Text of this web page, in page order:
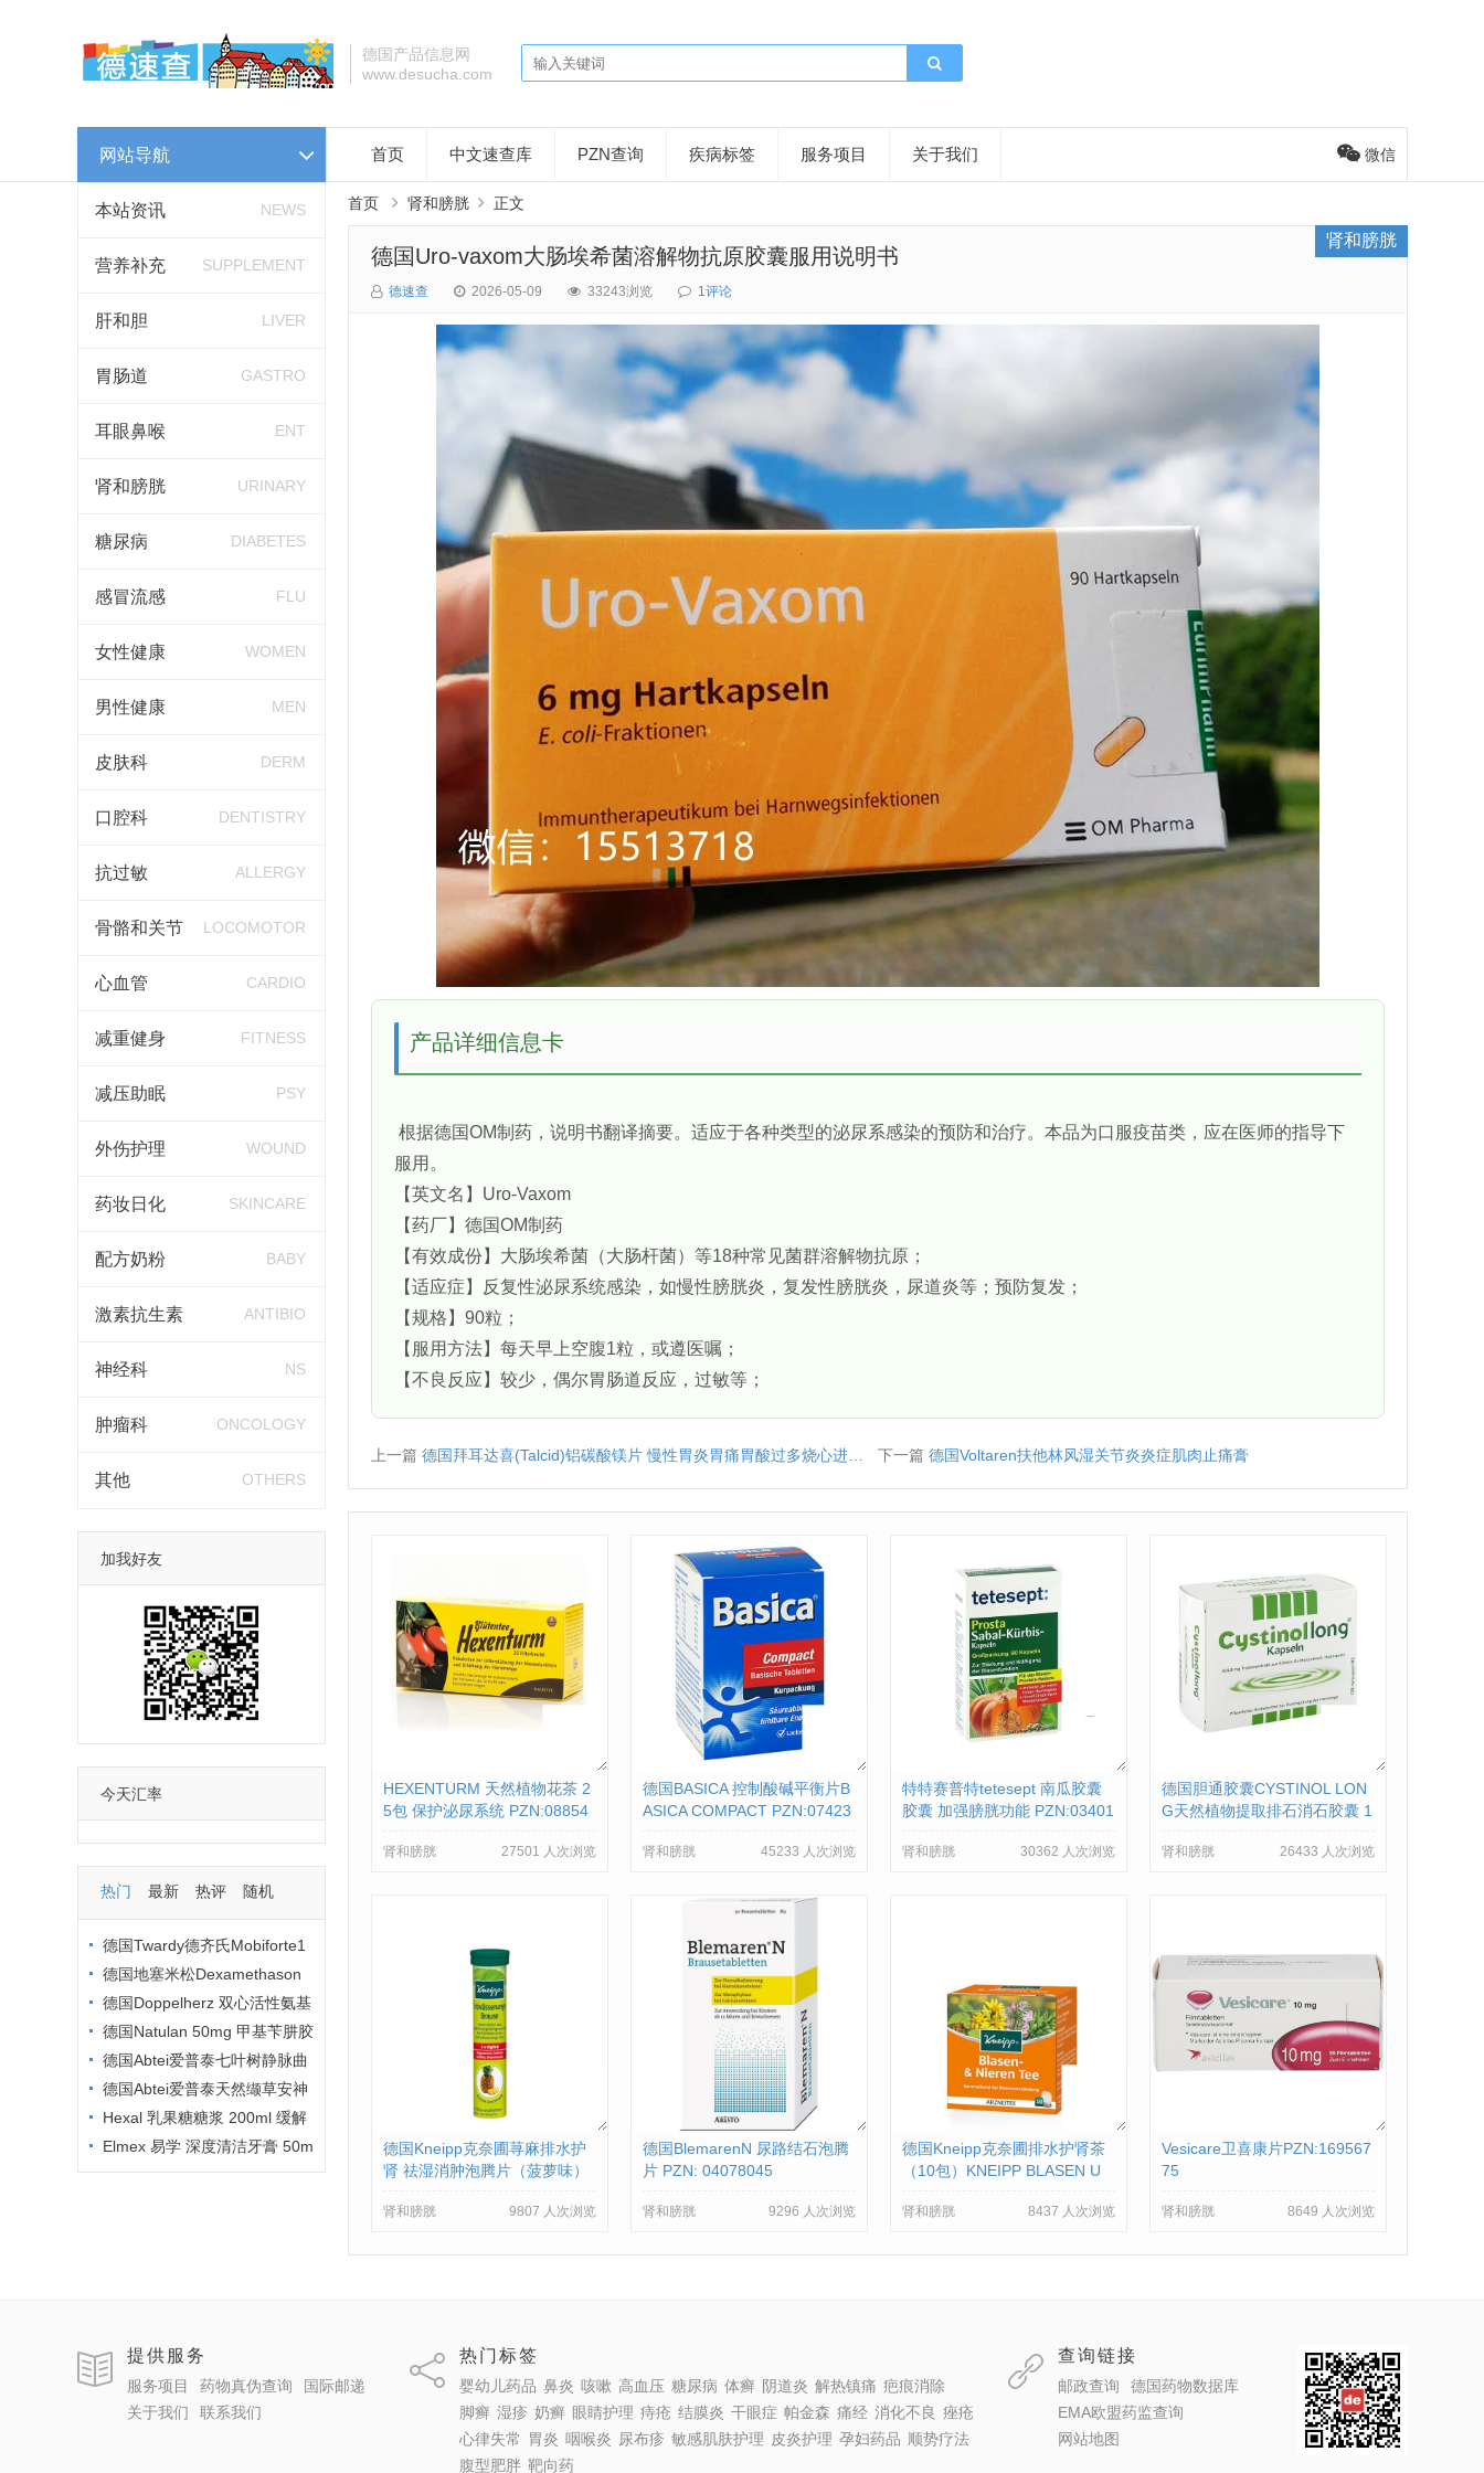
德国产品信息网
www.desucha.com
网站导航
本站资讯 NEWS
营养补充 SUPPLEMENT
肝和胆 LIVER
胃肠道 GASTRO
耳眼鼻喉 ENT
肾和膀胱 URINARY
糖尿病 DIABETES
感冒流感 FLU
女性健康 WOMEN
男性健康 MEN
皮肤科 DERM
口腔科 DENTISTRY
抗过敏 ALLERGY
骨骼和关节 LOCOMOTOR
心血管 CARDIO
减重健身 FITNESS
减压助眠 PSY
外伤护理 WOUND
药妆日化 SKINCARE
配方奶粉 BABY
激素抗生素 ANTIBIO
神经科 NS
肿瘤科 ONCOLOGY
其他 OTHERS
加我好友
今天汇率
热门 最新 热评 随机
德国Twardy德齐氏Mobiforte1
00%纯度水解胶原蛋白粉
德国地塞米松Dexamethason
GALEN 1.5mg 100片说明书
德国Doppelherz 双心活性氨基
酸营养胶囊 30粒 PZN:1027048
5
德国Natulan 50mg 甲基苄肼胶
囊说明书
德国Abtei爱普泰七叶树静脉曲
张静脉炎美腿软膏 125ml PZN01
246499
德国Abtei爱普泰天然缬草安神
助眠片 30片 PZN00270076
Hexal 乳果糖糖浆 200ml 缓解
Elmex 易学 深度清洁牙膏 50m
l PZN:8794198
首页 中文速查库 PZN查询 疾病标签 服务项目 关于我们 微信
首页 肾和膀胱 正文
德国Uro-vaxom大肠埃希菌溶解物抗原胶囊服用说明书
肾和膀胱
德速查 2026-05-09 33243浏览 1评论
产品详细信息卡
根据德国OM制药，说明书翻译摘要。适应于各种类型的泌尿系感染的预防和治疗。本品为口服疫苗类，应在医师的指导下
服用。
【英文名】Uro-Vaxom
【药厂】德国OM制药
【有效成份】大肠埃希菌（大肠杆菌）等18种常见菌群溶解物抗原；
【适应症】反复性泌尿系统感染，如慢性膀胱炎，复发性膀胱炎，尿道炎等；预防复发；
【规格】90粒；
【服用方法】每天早上空腹1粒，或遵医嘱；
【不良反应】较少，偶尔胃肠道反应，过敏等；
上一篇 德国拜耳达喜(Talcid)铝碳酸镁片 慢性胃炎胃痛胃酸过多烧心进口胃药 下一篇 德国Voltaren扶他林风湿关节炎炎症肌肉止痛膏
HEXENTURM 天然植物花茶 2
5包 保护泌尿系统 PZN:08854
肾和膀胱 27501 人次浏览
德国BASICA 控制酸碱平衡片B
ASICA COMPACT PZN:07423
肾和膀胱 45233 人次浏览
特特赛普特tetesept 南瓜胶囊
胶囊 加强膀胱功能 PZN:03401
肾和膀胱 30362 人次浏览
德国胆通胶囊CYSTINOL LON
G天然植物提取排石消石胶囊 1
肾和膀胱 26433 人次浏览
德国Kneipp克奈圃荨麻排水护
肾 祛湿消肿泡腾片（菠萝味）
SE PZN:06089432
肾和膀胱 9807 人次浏览
德国BlemarenN 尿路结石泡腾
片 PZN: 04078045
肾和膀胱 9296 人次浏览
德国Kneipp克奈圃排水护肾茶
（10包）KNEIPP BLASEN U
肾和膀胱 8437 人次浏览
Vesicare卫喜康片PZN:169567
75
肾和膀胱 8649 人次浏览
提供服务
服务项目 药物真伪查询
国际邮递
关于我们
联系我们
热门标签
婴幼儿药品 鼻炎 咳嗽 高血压 糖尿病 体癣 阴道炎 解热镇痛 疤痕消除
脚癣 湿疹 奶癣 眼睛护理 痔疮 结膜炎 干眼症 帕金森 痛经 消化不良 痤疮
心律失常
胃炎 咽喉炎 尿布疹 敏感肌肤护理 皮炎护理 孕妇药品
顺势疗法
腹型肥胖 靶向药
查询链接
邮政查询
德国药物数据库
EMA欧盟药监查询
网站地图